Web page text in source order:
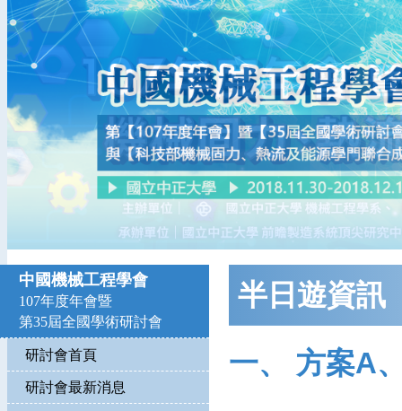
中國機械工程學會
107年度年會暨
第35屆全國學術研討會
研討會首頁
研討會最新消息
半日遊資訊
一、 方案A